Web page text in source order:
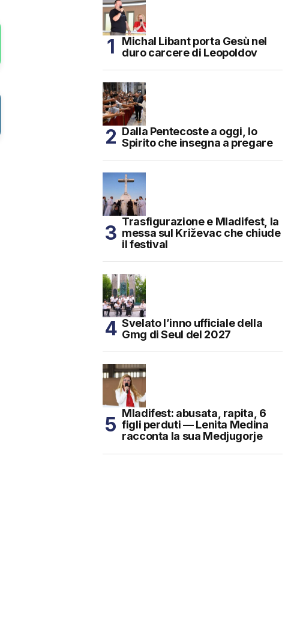
Michal Libant porta Gesù nel
duro carcere di Leopoldov
Dalla Pentecoste a oggi, lo
Spirito che insegna a pregare
Trasfigurazione e Mladifest, la
messa sul Križevac che chiude
il festival
Svelato l’inno ufficiale della
Gmg di Seul del 2027
Mladifest: abusata, rapita, 6
figli perduti — Lenita Medina
racconta la sua Medjugorje